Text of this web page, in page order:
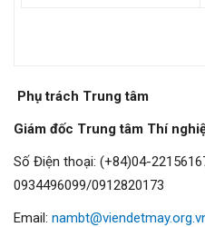
Phụ trách Trung tâm
Giám đốc Trung tâm Thí
Số Điện thoại: (+84)04-
0934496099/0912820173
Email: